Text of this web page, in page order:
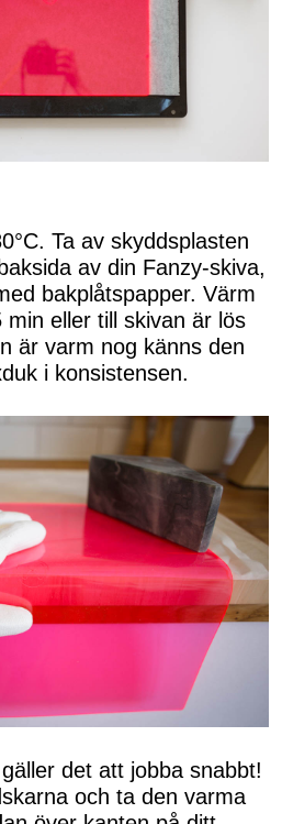
Ta av skyddsplasten
av din Fanzy-skiva,
bakplåtspapper. Värm
eller till skivan är lös
är varm nog känns den
i konsistensen.
det att jobba snabbt!
och ta den varma